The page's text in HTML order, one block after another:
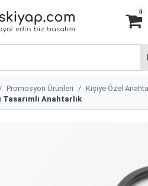
0
Promosyon Ürünleri
Kişiye Özel
Anahtarlık